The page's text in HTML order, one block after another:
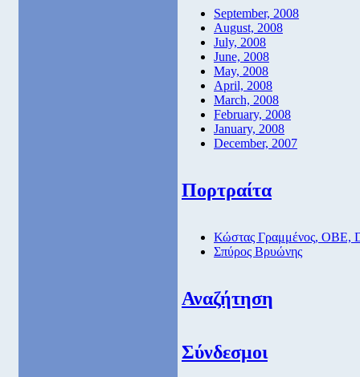
September, 2008
August, 2008
July, 2008
June, 2008
May, 2008
April, 2008
March, 2008
February, 2008
January, 2008
December, 2007
Πορτραίτα
Κώστας Γραμμένος, ΟΒΕ,
Σπύρος Βρυώνης
Αναζήτηση
Σύνδεσμοι